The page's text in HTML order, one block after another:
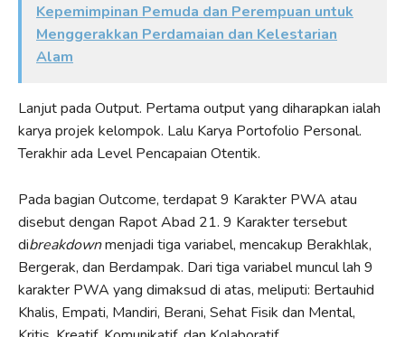
Kepemimpinan Pemuda dan Perempuan untuk
Menggerakkan Perdamaian dan Kelestarian
Alam
Lanjut pada Output. Pertama output yang diharapkan ialah
karya projek kelompok. Lalu Karya Portofolio Personal.
Terakhir ada Level Pencapaian Otentik.
Pada bagian Outcome, terdapat 9 Karakter PWA atau
disebut dengan Rapot Abad 21. 9 Karakter tersebut
dibreakdownmenjadi tiga variabel, mencakup Berakhlak,
Bergerak, dan Berdampak. Dari tiga variabel muncul lah 9
karakter PWA yang dimaksud di atas, meliputi: Bertauhid
Khalis, Empati, Mandiri, Berani, Sehat Fisik dan Mental,